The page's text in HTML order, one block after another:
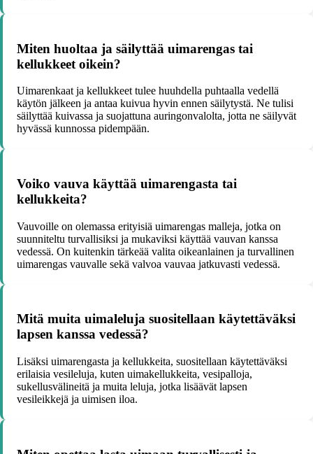
Miten huoltaa ja säilyttää uimarengas tai
kellukkeet oikein?
Uimarenkaat ja kellukkeet tulee huuhdella puhtaalla vedellä
käytön jälkeen ja antaa kuivua hyvin ennen säilytystä. Ne tulisi
säilyttää kuivassa ja suojattuna auringonvalolta, jotta ne säilyvät
hyvässä kunnossa pidempään.
Voiko vauva käyttää uimarengasta tai
kellukkeita?
Vauvoille on olemassa erityisiä uimarengas malleja, jotka on
suunniteltu turvallisiksi ja mukaviksi käyttää vauvan kanssa
vedessä. On kuitenkin tärkeää valita oikeanlainen ja turvallinen
uimarengas vauvalle sekä valvoa vauvaa jatkuvasti vedessä.
Mitä muita uimaleluja suositellaan käytettäväksi
lapsen kanssa vedessä?
Lisäksi uimarengasta ja kellukkeita, suositellaan käytettäväksi
erilaisia vesileluja, kuten uimakellukkeita, vesipalloja,
sukellusvälineitä ja muita leluja, jotka lisäävät lapsen
vesileikkejä ja uimisen iloa.